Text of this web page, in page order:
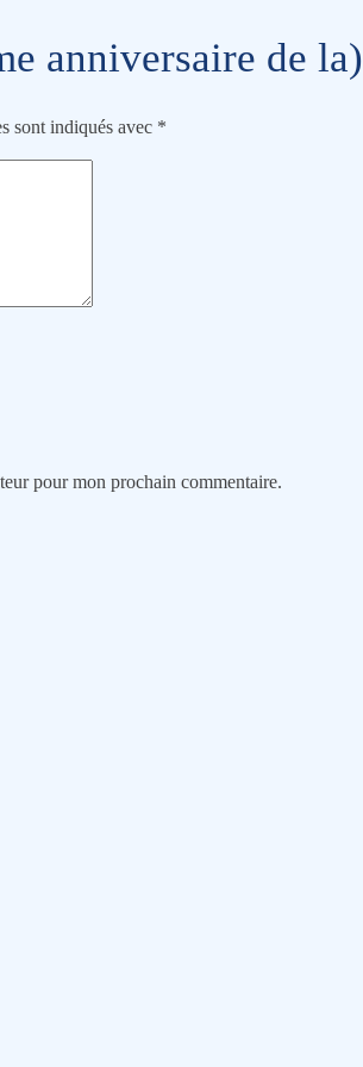
anniversaire de la)
sont indiqués avec *
pour mon prochain commentaire.